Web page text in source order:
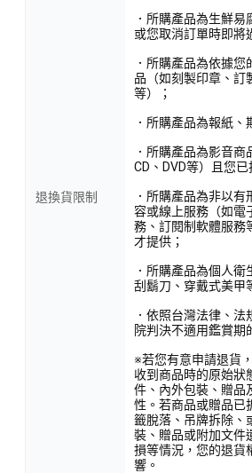
退換貨限制
．所購產品為生鮮
或您取消訂單時即將
．所購產品為依據
品（如刻製印章、訂
等）；
．所購產品為報紙、
．所購產品為影音
CD、DVD等）且您已
．所購產品為非以
容或線上服務（如電
務、訂閱制軟體服務
才提供；
．所購產品為個人衛
刮鬍刀、穿戴式美甲
．依照台灣法律、
院判決不適用鑑賞期
※若您有意申請退貨
收到商品時的原始狀
件、內外包裝、贈品
性。若商品或贈品已
籤脫落、吊牌拆除、
裝、贈品或附加文件
損等情況，您的退貨
響。